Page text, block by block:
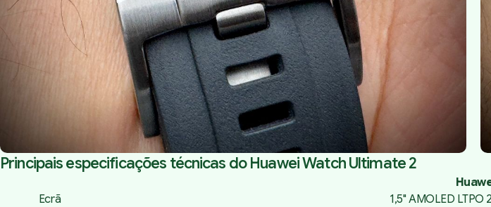
Principais especificações técnicas do Huawei Watch Ultimate 2
Ecrã
1,5" AMOLED LTPO